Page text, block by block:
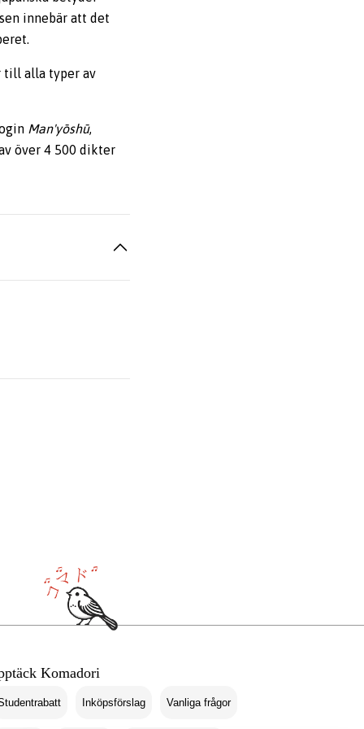
innebär att det
till alla typer av
Man'yōshū,
över 4 500 dikter
Komadori
Inköpsförslag Vanliga frågor